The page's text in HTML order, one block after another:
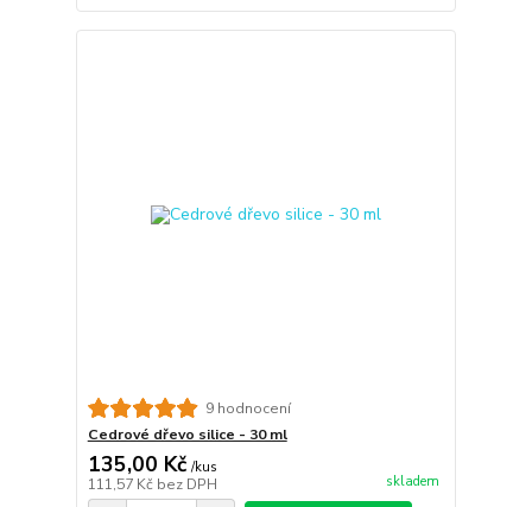
9 hodnocení
Cedrové dřevo silice - 30 ml
135,00 Kč /kus
111,57 Kč bez DPH skladem